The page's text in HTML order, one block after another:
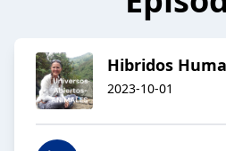
Hibridos
2023-10-01